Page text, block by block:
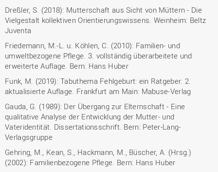
Dreßler, S. (2018): Mutterschaft aus Sicht von Müttern - Die
Vielgestalt kollektiven Orientierungswissens. Weinheim: Beltz
Juventa
Friedemann, M.-L. u. Köhlen, C. (2010): Familien- und
umweltbezogene Pflege. 3. vollständig überarbeitete und
erweiterte Auflage. Bern: Hans Huber
Funk, M. (2019): Tabuthema Fehlgeburt: ein Ratgeber. 2.
aktualisierte Auflage. Frankfurt am Main: Mabuse-Verlag
Gauda, G. (1989): Der Übergang zur Elternschaft - Eine
qualitative Analyse der Entwicklung der Mutter- und
Vateridentität. Dissertationsschrift. Bern: Peter-Lang-
Verlagsgruppe
Gehring, M., Kean, S., Hackmann, M., Büscher, A. (Hrsg.)
(2002): Familienbezogene Pflege. Bern: Hans Huber